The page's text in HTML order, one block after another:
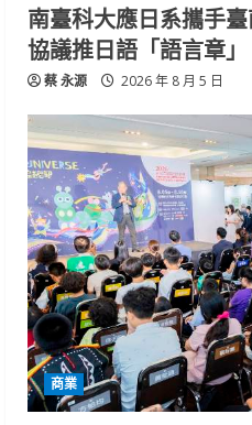
南臺科大應日系攜手
協議推日語「語言章」
蔡 永源 2026 年 8 月 5 日
商業